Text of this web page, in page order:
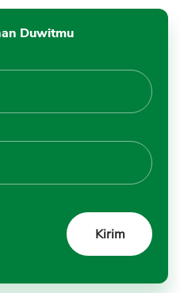
Duwitmu